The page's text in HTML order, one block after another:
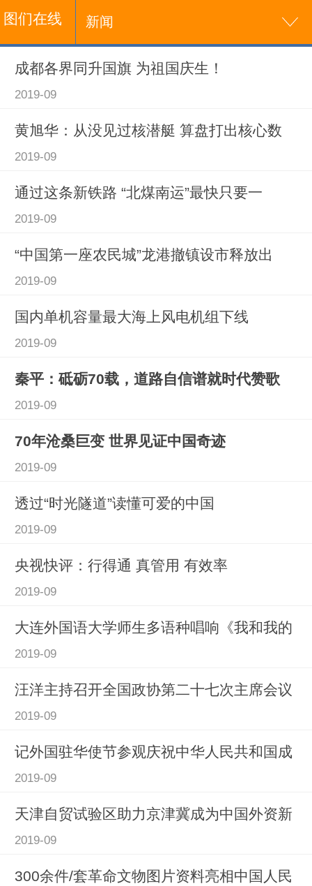
图们在线 新闻
成都各界同升国旗 为祖国庆生！
2019-09
黄旭华：从没见过核潜艇 算盘打出核心数
2019-09
通过这条新铁路 “北煤南运”最快只要一
2019-09
“中国第一座农民城”龙港撤镇设市释放出
2019-09
国内单机容量最大海上风电机组下线
2019-09
秦平：砥砺70载，道路自信谱就时代赞歌
2019-09
70年沧桑巨变 世界见证中国奇迹
2019-09
透过“时光隧道”读懂可爱的中国
2019-09
央视快评：行得通 真管用 有效率
2019-09
大连外国语大学师生多语种唱响《我和我的
2019-09
汪洋主持召开全国政协第二十七次主席会议
2019-09
记外国驻华使节参观庆祝中华人民共和国成
2019-09
天津自贸试验区助力京津冀成为中国外资新
2019-09
300余件/套革命文物图片资料亮相中国人民